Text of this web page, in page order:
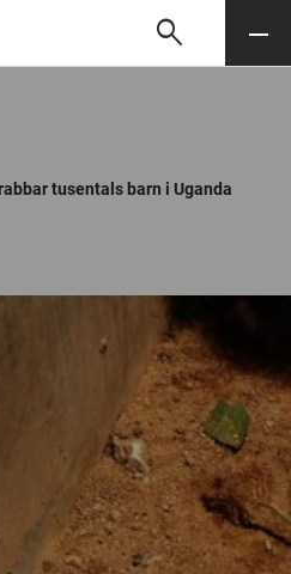
Söksearch Meny
tusentals barn i Uganda